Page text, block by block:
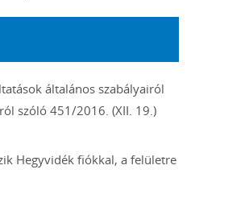
általános szabályairól
szóló 451/2016. (XII. 19.)
Hegyvidék fiókkal, a felületre